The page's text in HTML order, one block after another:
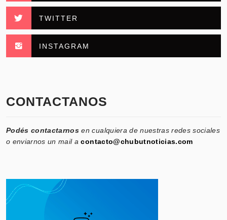
TWITTER
INSTAGRAM
CONTACTANOS
Podés contactarnos en cualquiera de nuestras redes sociales
o enviarnos un mail acontacto@chubutnoticias.com